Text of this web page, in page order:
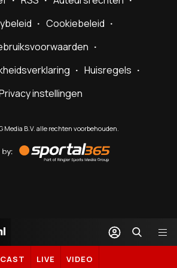
Cookiebeleid
Huisregels
instellingen
Media B.V. alle rechten voorbehouden.
by
Sportal365
LIVE VIDEO